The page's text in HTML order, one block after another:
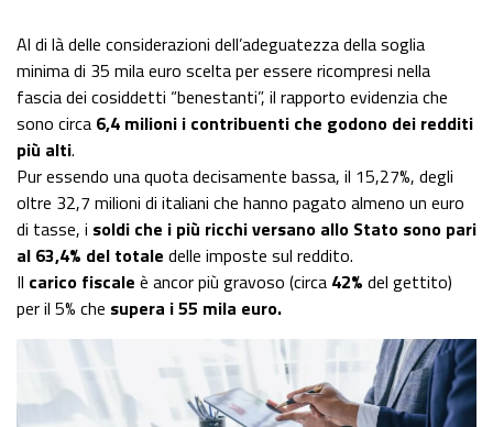
Al di là delle considerazioni dell’adeguatezza della soglia
minima di 35 mila euro scelta per essere ricompresi nella
fascia dei cosiddetti “benestanti”, il rapporto evidenzia che
sono circa 6,4 milioni i contribuenti che godono dei redditi
più alti.
Pur essendo una quota decisamente bassa, il 15,27%, degli
oltre 32,7 milioni di italiani che hanno pagato almeno un euro
di tasse, i soldi che i più ricchi versano allo Stato sono pari
al 63,4% del totale delle imposte sul reddito.
Il carico fiscale è ancor più gravoso (circa 42% del gettito)
per il 5% che supera i 55 mila euro.